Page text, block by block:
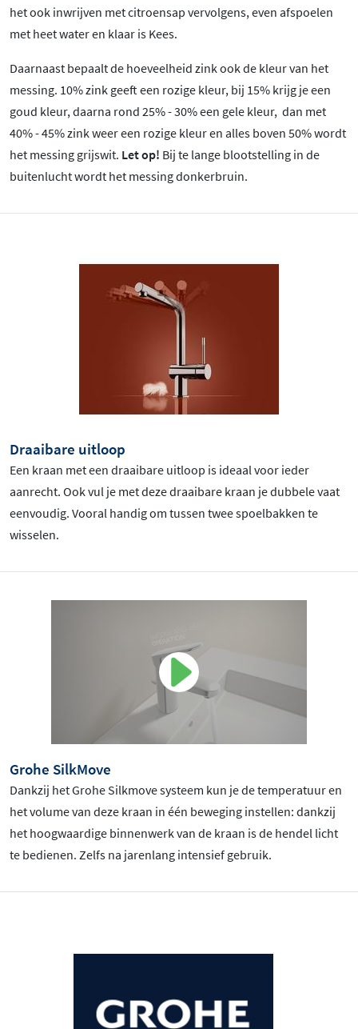
het ook inwrijven met citroensap vervolgens, even afspoelen
met heet water en klaar is Kees.
Daarnaast bepaalt de hoeveelheid zink ook de kleur van het
messing. 10% zink geeft een rozige kleur, bij 15% krijg je een
goud kleur, daarna rond 25% - 30% een gele kleur, dan met
40% - 45% zink weer een rozige kleur en alles boven 50% wordt
het messing grijswit. Let op! Bij te lange blootstelling in de
buitenlucht wordt het messing donkerbruin.
Draaibare uitloop
Een kraan met een draaibare uitloop is ideaal voor ieder
aanrecht. Ook vul je met deze draaibare kraan je dubbele vaat
eenvoudig. Vooral handig om tussen twee spoelbakken te
wisselen.
Grohe SilkMove
Dankzij het Grohe Silkmove systeem kun je de temperatuur en
het volume van deze kraan in één beweging instellen: dankzij
het hoogwaardige binnenwerk van de kraan is de hendel licht
te bedienen. Zelfs na jarenlang intensief gebruik.